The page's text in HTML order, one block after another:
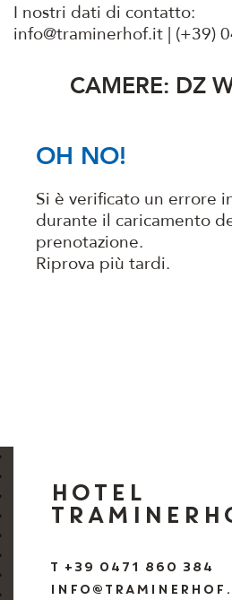
I nostri dati di contatto:
info@traminerhof.it | (+39)
CAMERE: DZ
OH NO!
Si è verificato un errore
durante il caricamento
prenotazione.
Riprova più tardi.
HOTEL
T +39 0471 860 384